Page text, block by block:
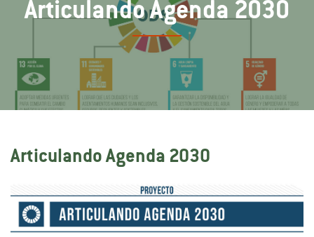
Articulando Agenda 2030
Articulando Agenda 2030